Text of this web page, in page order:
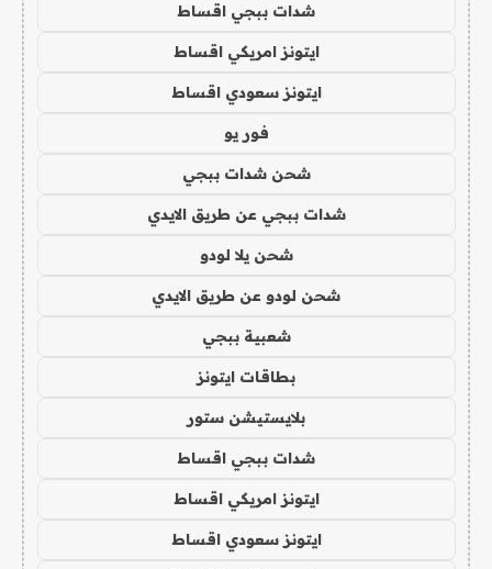
شدات ببجي اقساط
ايتونز امريكي اقساط
ايتونز سعودي اقساط
فور يو
شحن شدات ببجي
شدات ببجي عن طريق الايدي
شحن يلا لودو
شحن لودو عن طريق الايدي
شعبية ببجي
بطاقات ايتونز
بلايستيشن ستور
شدات ببجي اقساط
ايتونز امريكي اقساط
ايتونز سعودي اقساط